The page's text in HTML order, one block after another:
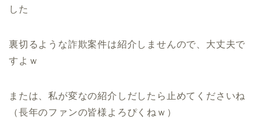
した
裏切るような詐欺案件は紹介しませんので、大丈夫で
すよｗ
または、私が変なの紹介しだしたら止めてくださいね
（長年のファンの皆様よろぴくねｗ）